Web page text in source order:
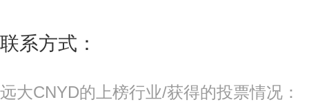
联系方式：
远大CNYD的上榜行业/获得的投票情况：